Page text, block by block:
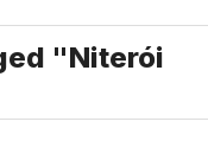
"Niterói